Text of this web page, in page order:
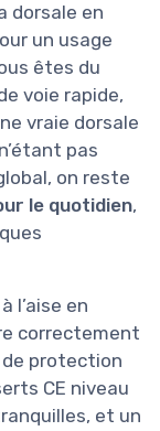
dorsale en
un usage
êtes du
voie rapide,
vraie dorsale
pas
on reste
le quotidien,
l’aise en
correctement
protection
CE niveau
et un